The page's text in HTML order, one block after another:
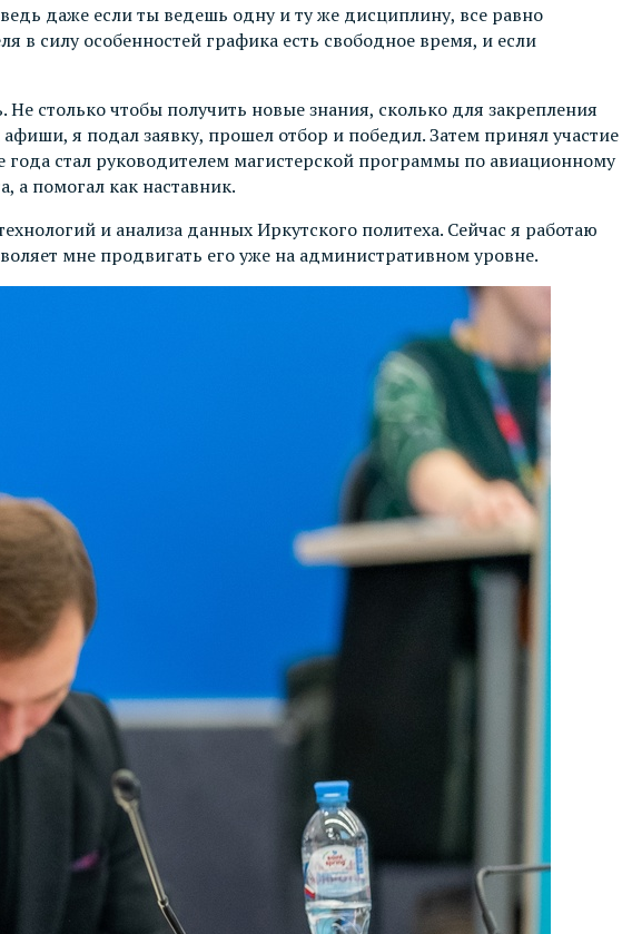
даже если ты ведешь одну и ту же дисциплину, все равно
силу особенностей графика есть свободное время, и если
столько чтобы получить новые знания, сколько для закрепления
я подал заявку, прошел отбор и победил. Затем принял участие
стал руководителем магистерской программы по авиационному
а помогал как наставник.
и анализа данных Иркутского политеха. Сейчас я работаю
мне продвигать его уже на административном уровне.